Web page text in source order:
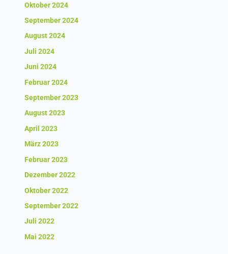
Oktober 2024
September 2024
August 2024
Juli 2024
Juni 2024
Februar 2024
September 2023
August 2023
April 2023
März 2023
Februar 2023
Dezember 2022
Oktober 2022
September 2022
Juli 2022
Mai 2022